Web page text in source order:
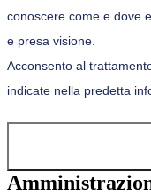
conoscere come e dove
e presa visione.
Acconsento al
indicate nella predetta